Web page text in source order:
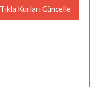
Tıkla Kurları Güncelle